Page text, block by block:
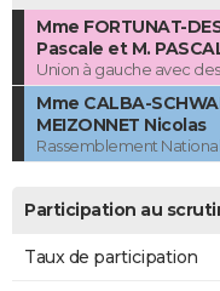
Mme FORTUNAT-
Pascale et M.
Union à gauche avec
Mme CALBA-
MEIZONNET Nicolas
Rassemblement National
Participation au
Taux de participation